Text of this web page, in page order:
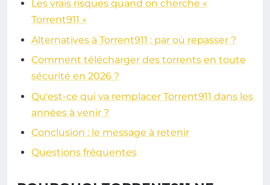
Les vrais risques quand on cherche «
Torrent911 »
Alternatives à Torrent911 : par où repasser ?
Comment télécharger des torrents en toute
sécurité en 2026 ?
Qu'est-ce qui va remplacer Torrent911 dans les
années à venir ?
Conclusion : le message à retenir
Questions fréquentes